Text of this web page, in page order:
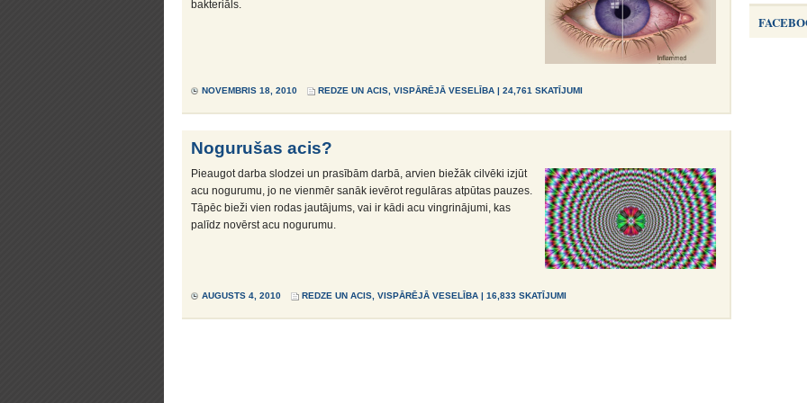
bakteriāls.
NOVEMBRIS 18, 2010 REDZE UN ACIS VISPĀRĒJĀ VESELĪBA | 24,761 SKATĪJUMI
Nogurušas acis?
Pieaugot darba slodzei un prasībām darbā, arvien biežāk cilvēki izjūt
acu nogurumu, jo ne vienmēr sanāk ievērot regulāras atpūtas pauzes.
Tāpēc bieži vien rodas jautājums, vai ir kādi acu vingrinājumi, kas
palīdz novērst acu nogurumu.
AUGUSTS 4, 2010 REDZE UN ACIS VISPĀRĒJĀ VESELĪBA | 16,833 SKATĪJUMI